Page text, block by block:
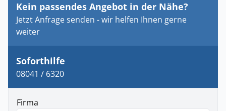
Kein passendes Angebot in der Nähe?
Jetzt Anfrage senden - wir helfen Ihnen gerne
weiter
Soforthilfe
08041 / 6320
Firma